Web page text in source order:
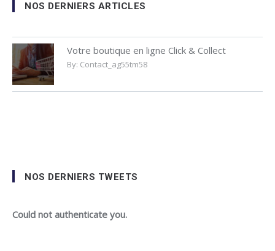
NOS DERNIERS ARTICLES
Votre boutique en ligne Click & Collect
By: Contact_ag55tm58
NOS DERNIERS TWEETS
Could not authenticate you.